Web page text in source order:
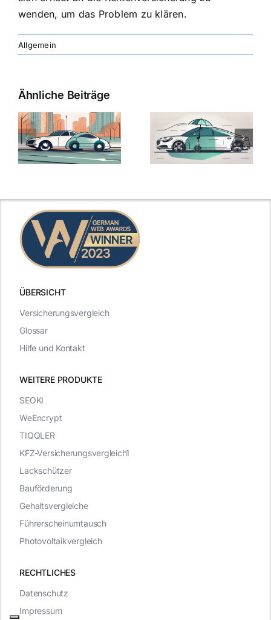
wenden, um das Problem zu klären.
Allgemein
Ähnliche Beiträge
ÜBERSICHT
WEITERE PRODUKTE
RECHTLICHES
Versicherungsvergleich
Glossar
Hilfe und Kontakt
SEOKI
WeEncrypt
TIQQLER
KFZ-Versicherungsvergleich1
Lackschützer
Bauförderung
Gehaltsvergleiche
Führerscheinumtausch
Photovoltaikvergleich
Datenschutz
Impressum